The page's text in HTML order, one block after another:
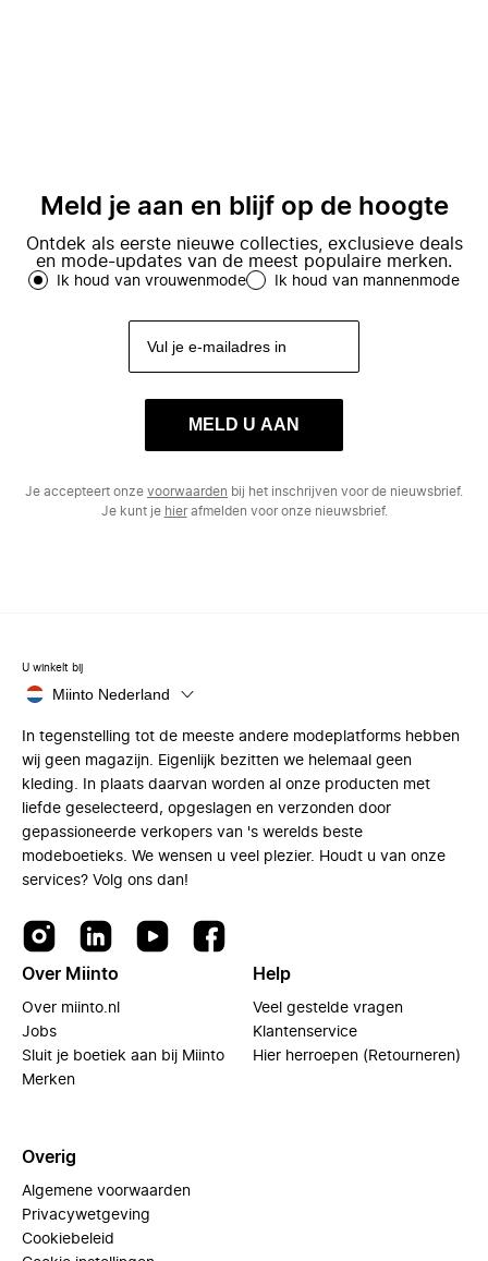
Meld je aan en blijf op de hoogte
Ontdek als eerste nieuwe collecties, exclusieve deals
en mode-updates van de meest populaire merken.
Ik houd van vrouwenmode Ik houd van mannenmode
MELD U AAN
Je accepteert onze voorwaarden bij het inschrijven voor de nieuwsbrief.
Je kunt je hierafmelden voor onze nieuwsbrief.
U winkelt bij
Miinto Nederland
In tegenstelling tot de meeste andere modeplatforms hebben
wij geen magazijn. Eigenlijk bezitten we helemaal geen
kleding. In plaats daarvan worden al onze producten met
liefde geselecteerd, opgeslagen en verzonden door
gepassioneerde verkopers van 's werelds beste
modeboetieks. We wensen u veel plezier. Houdt u van onze
services? Volg ons dan!
Over Miinto
Over miinto.nl
Jobs
Sluit je boetiek aan bij Miinto
Merken
Help
Veel gestelde vragen
Klantenservice
Hier herroepen (Retourneren)
Overig
Algemene voorwaarden
Privacywetgeving
Cookiebeleid